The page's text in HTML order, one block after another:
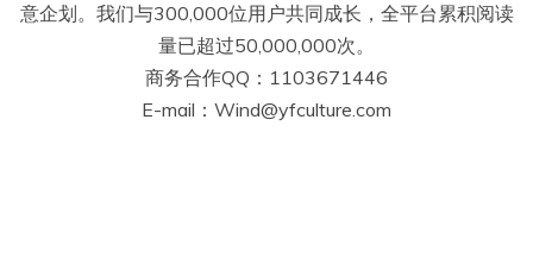
意企划。我们与300,000位用户共同成长，全平台累积阅读
量已超过50,000,000次。
商务合作QQ：1103671446
E-mail：Wind@yfculture.com